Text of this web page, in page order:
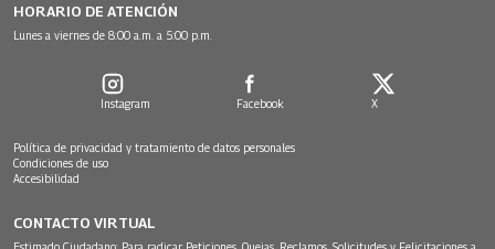
HORARIO DE ATENCIÓN
Lunes a viernes de 8:00 a.m. a 5:00 p.m.
Instagram Facebook X
Política de privacidad y tratamiento de datos personales
Condiciones de uso
Accesibilidad
CONTACTO VIRTUAL